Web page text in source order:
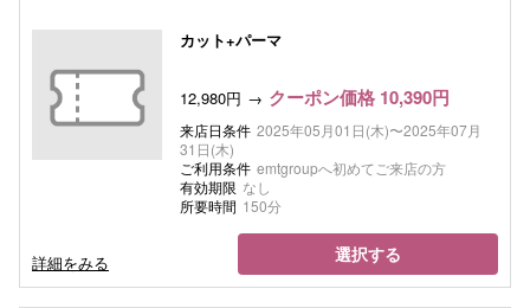
カット+パーマ
12,980円 クーポン価格 10,390円
来店日条件 2025年05月01日(木)〜2025年07月
31日(木)
ご利用条件 emtgroupへ初めてご来店の方
有効期限 なし
所要時間 150分
詳細をみる 選択する